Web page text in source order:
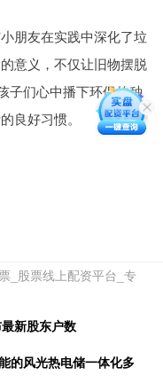
朋友在实践中深化了垃
意义，不仅让旧物摆脱
子们心中播下环保的种
良好习惯。
_股票线上配资平台_专
新股东户数
的风光热电储一体化多